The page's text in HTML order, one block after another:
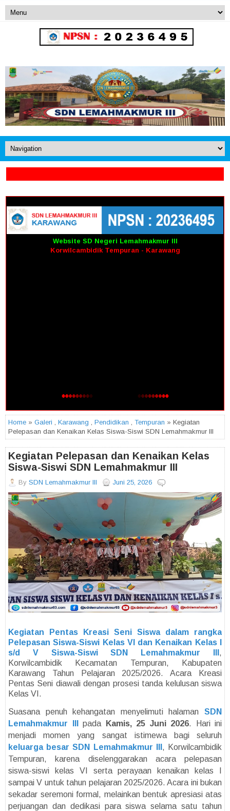
Website SD Negeri Lemahmakmur III
Korwilcambidik Tempuran - Karawang
Home » Galeri , Karawang , Pendidikan , Tempuran » Kegiatan
Pelepasan dan Kenaikan Kelas Siswa-Siswi SDN Lemahmakmur III
Kegiatan Pelepasan dan Kenaikan Kelas
Siswa-Siswi SDN Lemahmakmur III
By SDN Lemahmakmur III Juni 25, 2026
Kegiatan Pentas Kreasi Seni Siswa dalam rangka
Pelepasan Siswa-Siswi Kelas VI dan Kenaikan Kelas I
s/d V Siswa-Siswi SDN Lemahmakmur III ,
Korwilcambidik Kecamatan Tempuran, Kabupaten
Karawang Tahun Pelajaran 2025/2026. Acara Kreasi
Pentas Seni diawali dengan prosesi tanda kelulusan siswa
Kelas VI.
Suasana penuh kehangatan menyelimuti halaman SDN
Lemahmakmur III
pada Kamis, 25 Juni 2026. Hari ini
menjadi momen yang sangat istimewa bagi seluruh
keluarga besar SDN Lemahmakmur III , Korwilcambidik
Tempuran, karena diselenggarakan acara pelepasan
siswa-siswi kelas VI serta perayaan kenaikan kelas I
sampai V untuk tahun pelajaran 2025/2026. Acara ini bukan
sekadar seremoni formal, melainkan bentuk apresiasi atas
perjuangan dan dedikasi para siswa selama satu tahun